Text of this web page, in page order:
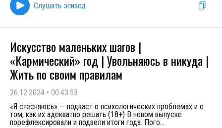
Слушать эпизод
Искусство маленьких шагов |
«Кармический» год | Увольняюсь в никуда |
Жить по своим правилам
26.12.2024 • 00:43:53
«Я стесняюсь» — подкаст о психологических проблемах и о
том, как их адекватно решать (18+) В новом выпуске
порефлексировали и подвели итоги года. Пого...